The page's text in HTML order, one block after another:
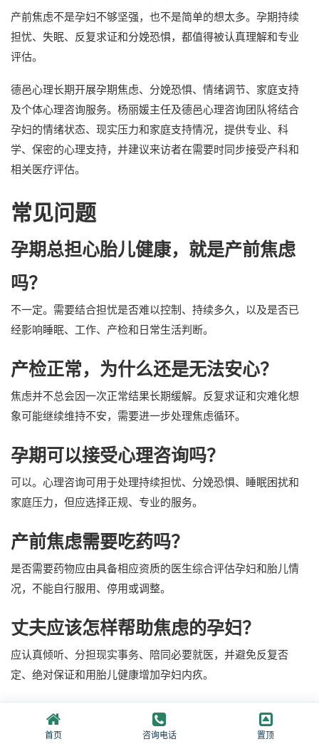
产前焦虑不是孕妇不够坚强，也不是简单的想太多。孕期持续
担忧、失眠、反复求证和分娩恐惧，都值得被认真理解和专业
评估。
德邑心理长期开展孕期焦虑、分娩恐惧、情绪调节、家庭支持
及个体心理咨询服务。杨丽媛主任及德邑心理咨询团队将结合
孕妇的情绪状态、现实压力和家庭支持情况，提供专业、科
学、保密的心理支持，并建议来访者在需要时同步接受产科和
相关医疗评估。
常见问题
孕期总担心胎儿健康，就是产前焦虑
吗？
不一定。需要结合担忧是否难以控制、持续多久，以及是否已
经影响睡眠、工作、产检和日常生活判断。
产检正常，为什么还是无法安心？
焦虑并不总会因一次正常结果长期缓解。反复求证和灾难化想
象可能继续维持不安，需要进一步处理焦虑循环。
孕期可以接受心理咨询吗？
可以。心理咨询可用于处理持续担忧、分娩恐惧、睡眠困扰和
家庭压力，但应选择正规、专业的服务。
产前焦虑需要吃药吗？
是否需要药物应由具备相应资质的医生综合评估孕妇和胎儿情
况，不能自行服用、停用或调整。
丈夫应该怎样帮助焦虑的孕妇？
应认真倾听、分担现实事务、陪同必要就医，并避免反复否
定、绝对保证和用胎儿健康增加孕妇内疚。
相关阅读
首页 咨询电话 置顶